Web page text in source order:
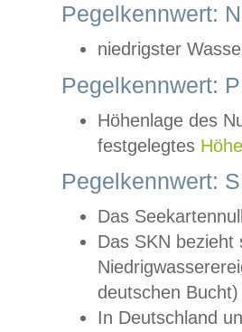
Pegelkennwert:
niedrigster
Pegelkennwert:
Höhenlage des
festgelegtes
Pegelkennwert:
Das
Das SKN
deutschen
In Deutschland